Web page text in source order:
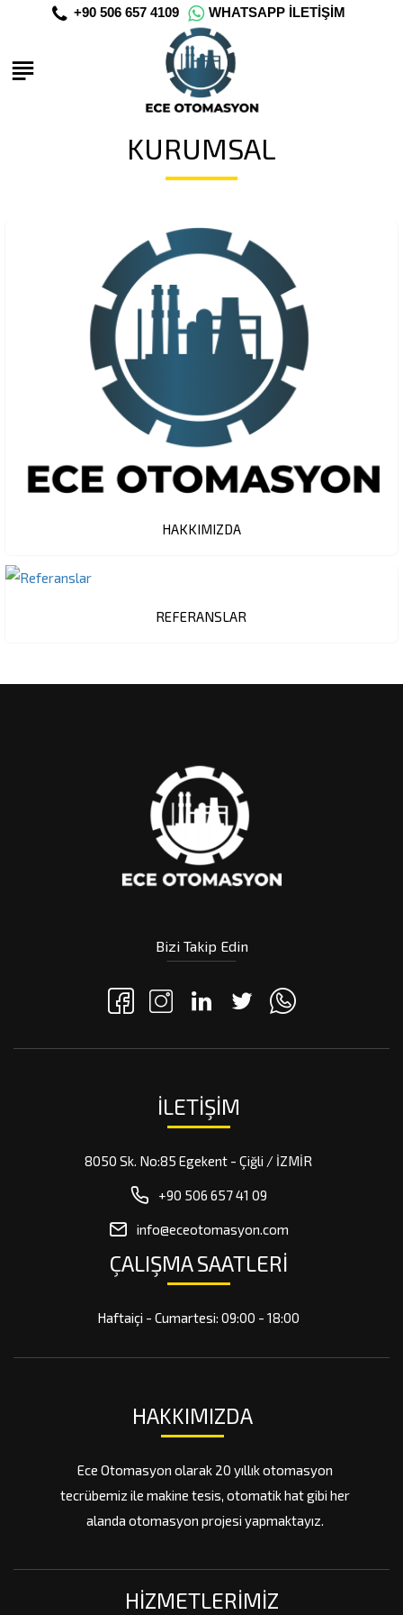
+90 506 657 4109 WHATSAPP İLETIŞIM
KURUMSAL
HAKKIMIZDA
REFERANSLAR
Bizi Takip Edin
İLETIŞIM
8050 Sk. No:85 Egekent - Çiğli / İZMİR
+90 506 657 41 09
info@eceotomasyon.com
ÇALIŞMA SAATLERİ
Haftaiçi - Cumartesi: 09:00 - 18:00
HAKKIMIZDA
Ece Otomasyon olarak 20 yıllık otomasyon
tecrübemiz ile makine tesis, otomatik hat gibi her
alanda otomasyon projesi yapmaktayız.
HIZMETLERIMIZ